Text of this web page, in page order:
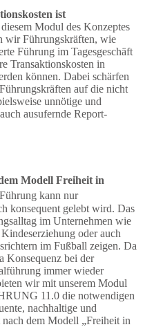
ist
Modul des Konzeptes
Führungskräften, wie
Führung im Tagesgeschäft
Transaktionskosten in
können. Dabei schärfen
auf die nicht
unnötige und
ausufernde Report-
Modell Freiheit in
kann nur
konsequent gelebt wird. Das
im Unternehmen wie
oder auch
im Fußball zeigen. Da
Konsequenz bei der
immer wieder
wir mit unserem Modul
11.0 die notwendigen
nachhaltige und
dem Modell „Freiheit in